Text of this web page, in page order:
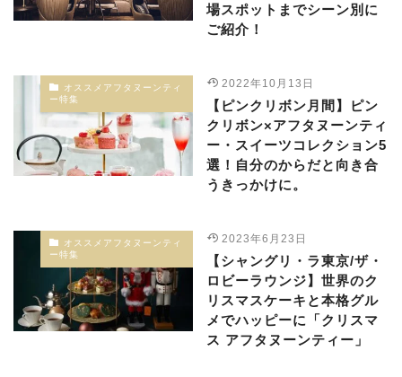
場スポットまでシーン別に
ご紹介！
オススメアフタヌーンティ
ー特集
2022年10月13日
【ピンクリボン月間】ピン
クリボン×アフタヌーンティ
ー・スイーツコレクション5
選！自分のからだと向き合
うきっかけに。
オススメアフタヌーンティ
ー特集
2023年6月23日
【シャングリ・ラ東京/ザ・
ロビーラウンジ】世界のク
リスマスケーキと本格グル
メでハッピーに「クリスマ
ス アフタヌーンティー」